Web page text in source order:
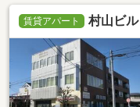
賃貸アパート 村山ビル